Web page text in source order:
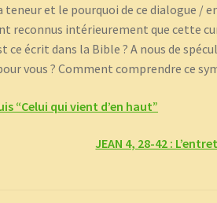
teneur et le pourquoi de ce dialogue /
reconnus intérieurement que cette
ce écrit dans la Bible ? A nous de
vous ? Comment comprendre ce
“Celui qui vient d’en haut”
JEAN 4, 28-42 :